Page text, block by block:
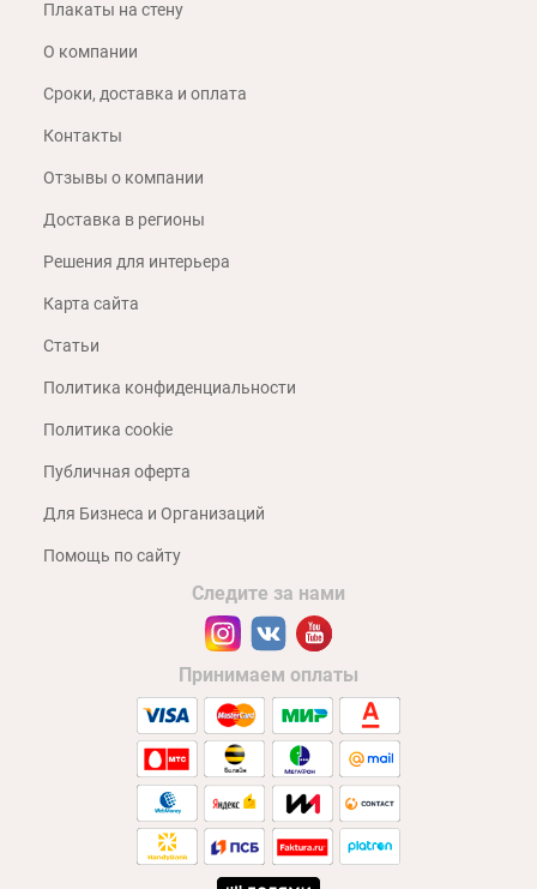
Плакаты на стену
О компании
Сроки, доставка и оплата
Контакты
Отзывы о компании
Доставка в регионы
Решения для интерьера
Карта сайта
Статьи
Политика конфиденциальности
Политика cookie
Публичная оферта
Для Бизнеса и Организаций
Помощь по сайту
Следите за нами
Принимаем оплаты